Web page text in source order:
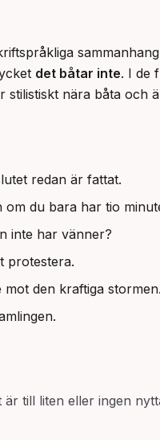
det båtar inte. I de
stilistiskt nära båta och
redan är fattat.
om du bara har tio
inte har vänner?
protestera.
mot den kraftiga stormen.
är till liten eller ingen